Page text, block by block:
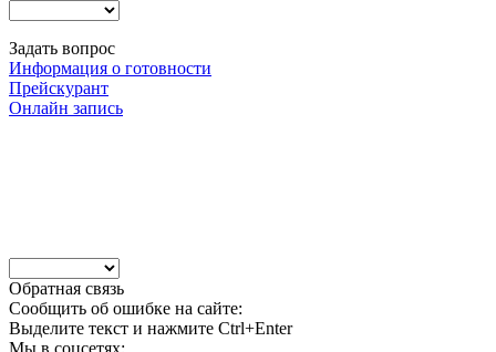
Задать вопрос
Информация о готовности
Прейскурант
Онлайн запись
Обратная связь
Сообщить об ошибке на сайте:
Выделите текст и нажмите Ctrl+Enter
Мы в соцсетях: